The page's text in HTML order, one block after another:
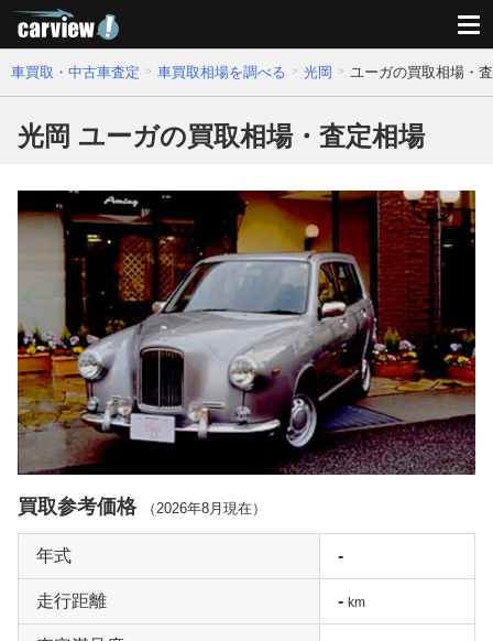
車買取・中古車査定 車買取相場を調べる 光岡 ユーガの買取相場・
光岡 ユーガの買取相場・査定相場
買取参考価格 （2026年8月 現在）
年式 -
走行距離 - km